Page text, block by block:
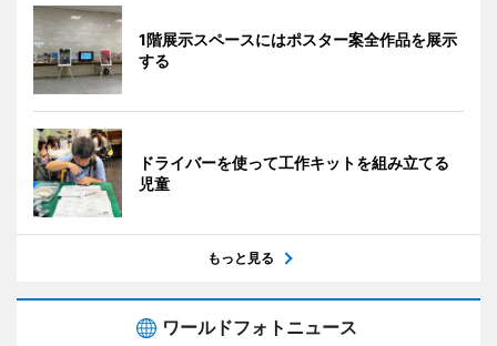
1階展示スペースにはポスター案全作品を展示
する
ドライバーを使って工作キットを組み立てる
児童
もっと見る
ワールドフォトニュース